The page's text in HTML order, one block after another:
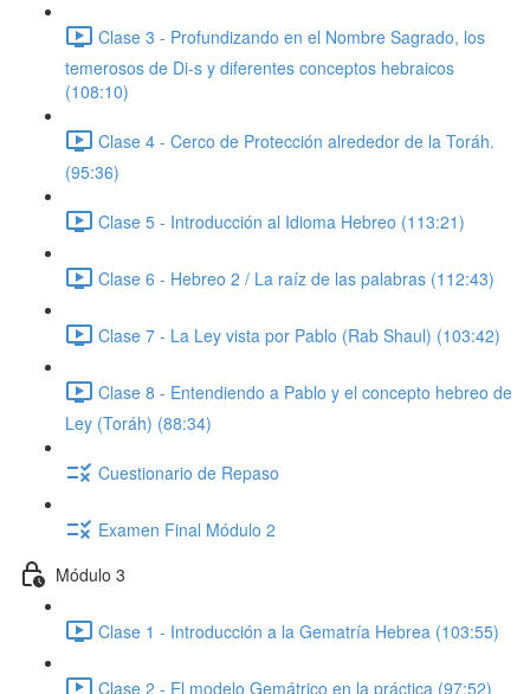
Clase 3 - Profundizando en el Nombre Sagrado, los
temerosos de Di-s y diferentes conceptos hebraicos
(108:10)
Clase 4 - Cerco de Protección alrededor de la Toráh.
(95:36)
Clase 5 - Introducción al Idioma Hebreo (113:21)
Clase 6 - Hebreo 2 / La raíz de las palabras (112:43)
Clase 7 - La Ley vista por Pablo (Rab Shaul) (103:42)
Clase 8 - Entendiendo a Pablo y el concepto hebreo de
Ley (Toráh) (88:34)
Cuestionario de Repaso
Examen Final Módulo 2
Módulo 3
Clase 1 - Introducción a la Gematría Hebrea (103:55)
Clase 2 - El modelo Gemátrico en la práctica (97:52)